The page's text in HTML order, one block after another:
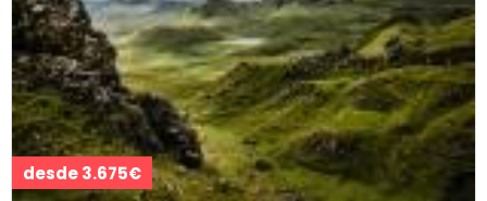
desde 3.675€